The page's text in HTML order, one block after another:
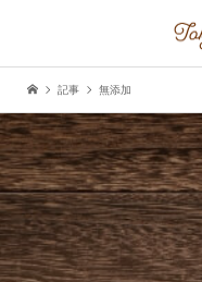
記事 無添加